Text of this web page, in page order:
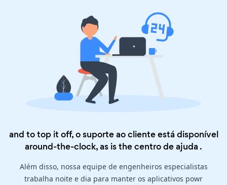
and to top it off, o suporte ao cliente está disponível
around-the-clock, as is thecentro de ajuda .
Além disso, nossa equipe de engenheiros especialistas
trabalha noite e dia para manter os aplicativos powr